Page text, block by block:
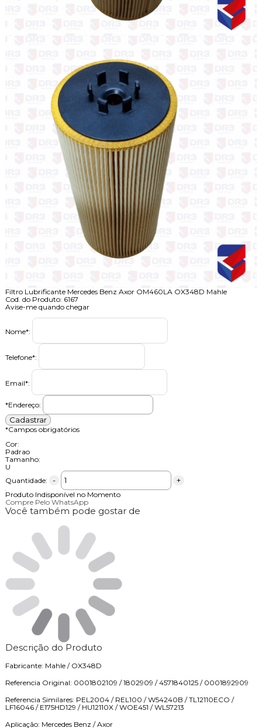
Filtro Lubrificante Mercedes Benz Axor OM460LA OX348D Mahle
Cod. do Produto: 6167
Avise-me quando chegar
Nome*:
Telefone*:
Email*:
*Endereço:
*Campos obrigatórios
Cor:
Padrao
Tamanho:
U
Quantidade:
- +
Produto Indisponível no Momento
Compre Pelo WhatsApp
Você também pode gostar de
Descrição do Produto
Fabricante: Mahle / OX348D
Referencia Original: 0001802109 / 1802909 / 4571840125 / 0001892909
Referencia Similares: PEL2004 / REL100 / W54240B / TL12110ECO /
LF16046 / E175HD129 / HU12110X / WOE451 / WL57213
Aplicação: Mercedes Benz / Axor